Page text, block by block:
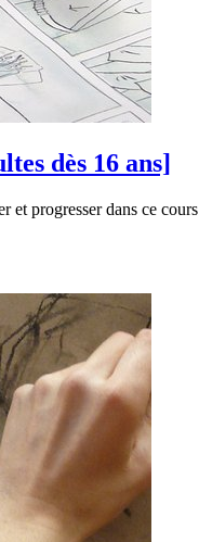
dès 16 ans]
et progresser dans ce cours